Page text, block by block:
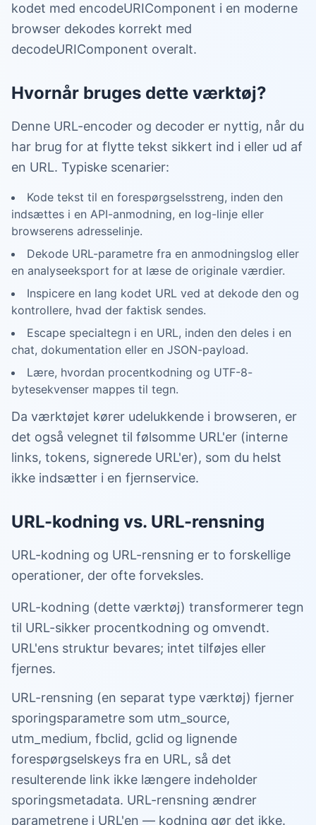
kodet med encodeURIComponent i en moderne
browser dekodes korrekt med
decodeURIComponent overalt.
Hvornår bruges dette værktøj?
Denne URL-encoder og decoder er nyttig, når du
har brug for at flytte tekst sikkert ind i eller ud af
en URL. Typiske scenarier:
Kode tekst til en forespørgselsstreng, inden den
indsættes i en API-anmodning, en log-linje eller
browserens adresselinje.
Dekode URL-parametre fra en anmodningslog eller
en analyseeksport for at læse de originale værdier.
Inspicere en lang kodet URL ved at dekode den og
kontrollere, hvad der faktisk sendes.
Escape specialtegn i en URL, inden den deles i en
chat, dokumentation eller en JSON-payload.
Lære, hvordan procentkodning og UTF-8-
bytesekvenser mappes til tegn.
Da værktøjet kører udelukkende i browseren, er
det også velegnet til følsomme URL'er (interne
links, tokens, signerede URL'er), som du helst
ikke indsætter i en fjernservice.
URL-kodning vs. URL-rensning
URL-kodning og URL-rensning er to forskellige
operationer, der ofte forveksles.
URL-kodning (dette værktøj) transformerer tegn
til URL-sikker procentkodning og omvendt.
URL'ens struktur bevares; intet tilføjes eller
fjernes.
URL-rensning (en separat type værktøj) fjerner
sporingsparametre som utm_source,
utm_medium, fbclid, gclid og lignende
forespørgselskeys fra en URL, så det
resulterende link ikke længere indeholder
sporingsmetadata. URL-rensning ændrer
parametrene i URL'en — kodning gør det ikke.